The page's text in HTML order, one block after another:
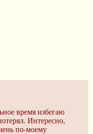
время избегаю
Интересно,
по-моему